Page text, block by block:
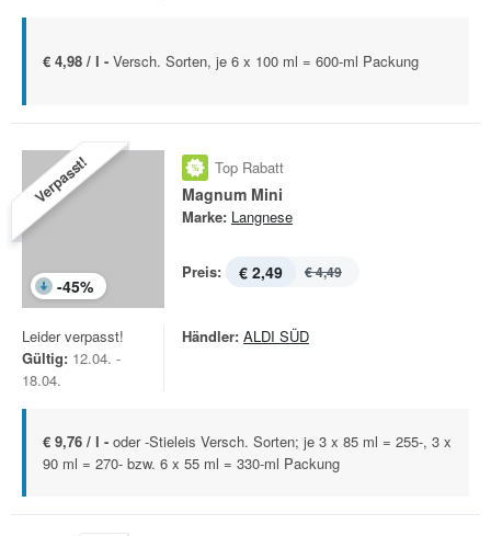
€ 4,98 / l - Versch. Sorten, je 6 x 100 ml = 600-ml Packung
Verpasst!
-45%
Top Rabatt
Magnum Mini
Marke: Langnese
Preis: € 2,49 € 4,49
Leider verpasst!
Gültig: 12.04. -
18.04.
Händler: ALDI SÜD
€ 9,76 / l - oder -Stieleis Versch. Sorten; je 3 x 85 ml = 255-, 3 x
90 ml = 270- bzw. 6 x 55 ml = 330-ml Packung